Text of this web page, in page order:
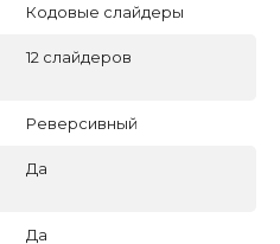
Кодовые слайдеры
12 слайдеров
Реверсивный
Да
Да